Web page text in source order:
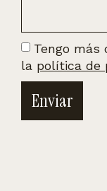
Tengo más
la política de
Enviar